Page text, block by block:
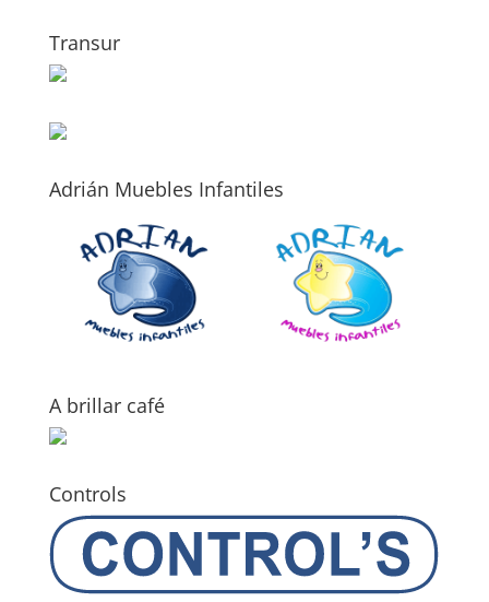
Transur
Adrián Muebles Infantiles
A brillar café
Controls